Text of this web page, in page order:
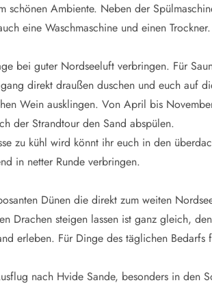
schönen Ambiente. Neben der
eine Waschmaschine und einen Trockner.
bei guter Nordseeluft verbringen. Für
direkt draußen duschen und euch auf
Wein ausklingen. Von April bis
der Strandtour den Sand abspülen.
zu kühl wird könnt ihr euch in den
in netter Runde verbringen.
Dünen die direkt zum weiten
Drachen steigen lassen ist ganz gleich,
erleben. Für Dinge des täglichen Bedarfs
nach Hvide Sande, besonders in den